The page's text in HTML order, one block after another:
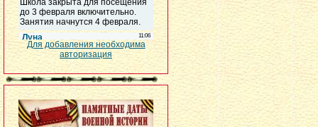
Для добавления необходима
авторизация